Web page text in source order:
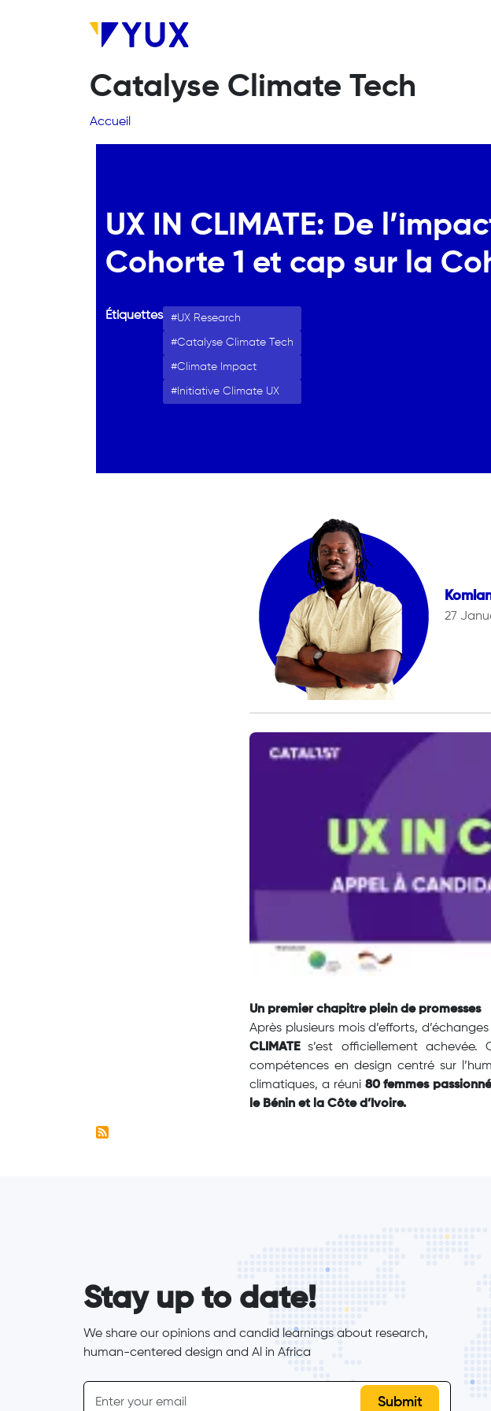
Catalyse Climate Tech
Fil d'Ariane
Accueil
UX IN CLIMATE: De
Cohorte 1 et cap sur la
Étiquettes UX Research
Catalyse Climate Tech
Climate Impact
Initiative Climate UX
27
Un premier chapitre plein de promesses
Après plusieurs mois d’efforts,
CLIMATEs’est officiellement
compétences en design centré sur
climatiques, a réuni 80 femmes
le Bénin et la Côte d’Ivoire.
Stay up to date!
We share our opinions and candid learnings about research,
human-centered design and Al in Africa
inline-form
Email